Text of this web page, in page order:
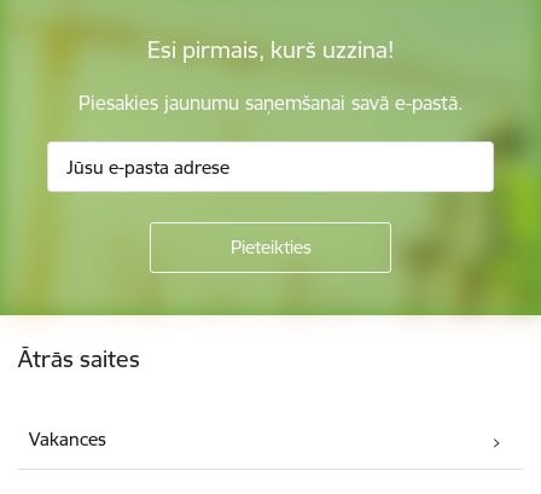
Esi pirmais, kurš uzzina!
Piesakies jaunumu saņemšanai savā e-pastā.
Ātrās saites
Vakances